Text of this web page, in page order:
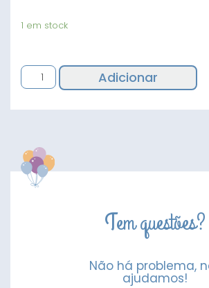
1 em stock
Quantidade
de
Cabelo
Adicionar
Tem questões?
Não há problema,
ajudamos!